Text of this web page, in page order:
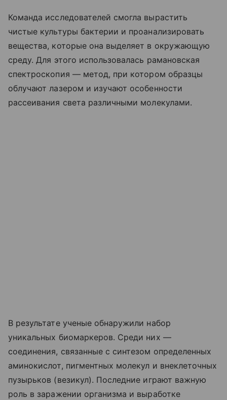
Команда исследователей смогла вырастить
чистые культуры бактерии и проанализировать
вещества, которые она выделяет в окружающую
среду. Для этого использовалась рамановская
спектроскопия — метод, при котором образцы
облучают лазером и изучают особенности
рассеивания света различными молекулами.
В результате ученые обнаружили набор
уникальных биомаркеров. Среди них —
соединения, связанные с синтезом определенных
аминокислот, пигментных молекул и внеклеточных
пузырьков (везикул). Последние играют важную
роль в заражении организма и выработке